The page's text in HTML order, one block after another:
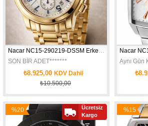
Nacar NC15-290219-DSSM Erkek Kol Saati
SON BİR ADET*******
ALTIN SARISI ZENGİN KALİTELİ DURUŞU
₺8.925,00 KDV Dahil
₺10.500,00
Aynı Gün
%20
İndirim
Ücretsiz
Kargo
%15
İndirim